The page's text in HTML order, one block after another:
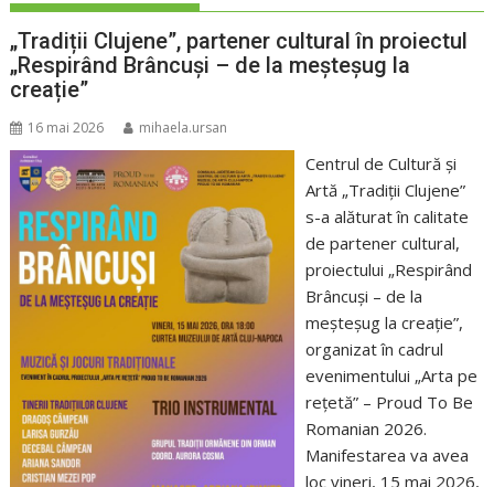
„Tradiții Clujene”, partener cultural în proiectul
„Respirând Brâncuși – de la meșteșug la
creație”
16 mai 2026 mihaela.ursan
Centrul de Cultură și
Artă „Tradiții Clujene”
s-a alăturat în calitate
de partener cultural,
proiectului „Respirând
Brâncuși – de la
meșteșug la creație”,
organizat în cadrul
evenimentului „Arta pe
rețetă” – Proud To Be
Romanian 2026.
Manifestarea va avea
loc vineri, 15 mai 2026,